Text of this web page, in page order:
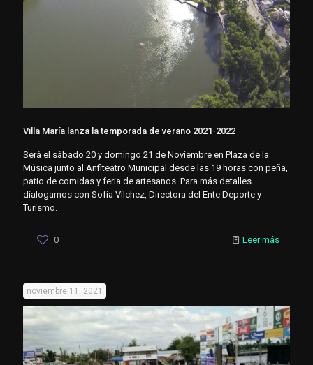
Villa María lanza la temporada de verano 2021-2022
Será el sábado 20 y domingo 21 de Noviembre en Plaza de la
Música junto al Anfiteatro Municipal desde las 19 horas con peña,
patio de comidas y feria de artesanos. Para más detalles
dialogamos con Sofía Vílchez, Directora del Ente Deporte y
Turismo.
0 Leer más
noviembre 11, 2021